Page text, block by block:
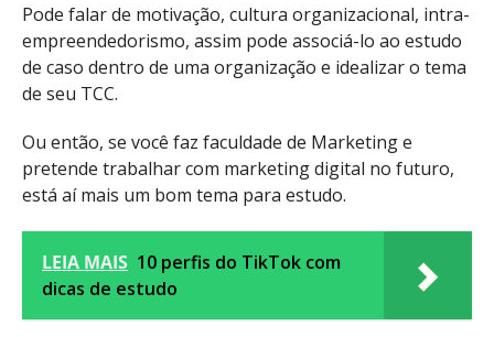
Pode falar de motivação, cultura organizacional, intra-
empreendedorismo, assim pode associá-lo ao estudo
de caso dentro de uma organização e idealizar o tema
de seu TCC.
Ou então, se você faz faculdade de Marketing e
pretende trabalhar com marketing digital no futuro,
está aí mais um bom tema para estudo.
LEIA MAIS 10 perfis do TikTok com
dicas de estudo